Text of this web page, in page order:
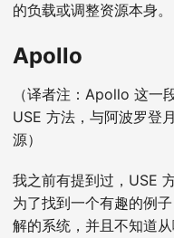
的负载或调整资源本身。
Apollo
（译者注：Apollo 这一
USE 方法，与阿波罗登
源）
我之前有提到过，USE
为了找到一个有趣的例
解的系统，并且不知道